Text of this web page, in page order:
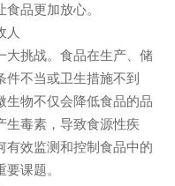
品更加放心。
人
挑战。食品在生产、储
不当或卫生措施不到
生物不仅会降低食品的品
生毒素，导致食源性疾
有效监测和控制食品中的
课题。